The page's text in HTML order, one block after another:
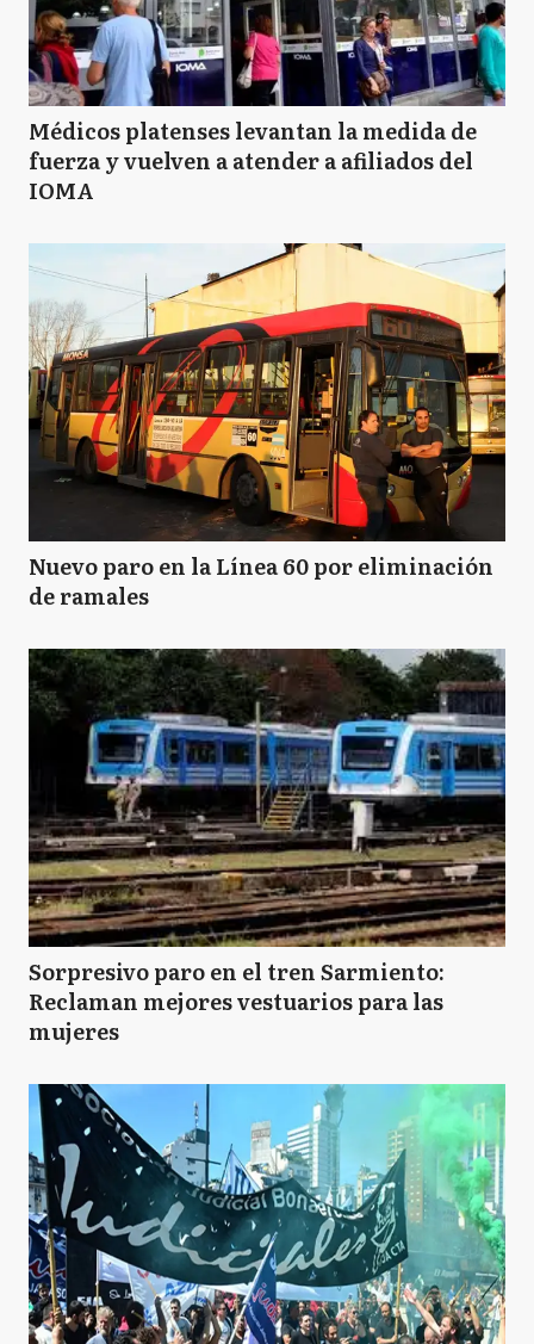
Médicos platenses levantan la medida de
fuerza y vuelven a atender a afiliados del
IOMA
Nuevo paro en la Línea 60 por eliminación
de ramales
Sorpresivo paro en el tren Sarmiento:
Reclaman mejores vestuarios para las
mujeres